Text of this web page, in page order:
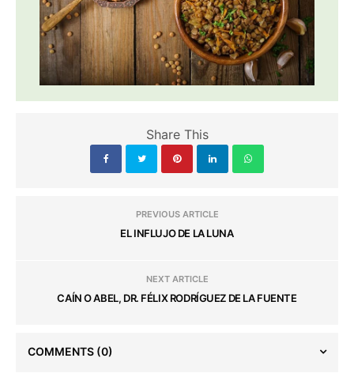
Share This
PREVIOUS ARTICLE
EL INFLUJO DE LA LUNA
NEXT ARTICLE
CAÍN O ABEL, DR. FÉLIX RODRÍGUEZ DE LA FUENTE
COMMENTS (0)